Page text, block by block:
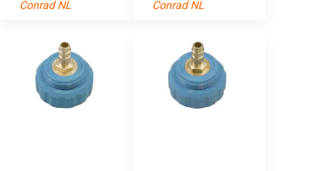
Conrad NL Conrad NL